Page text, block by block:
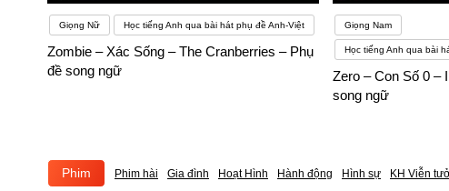
Giọng Nữ Học tiếng Anh qua bài hát phụ đề Anh-Việt
Zombie – Xác Sống – The Cranberries – Phụ
đề song ngữ
Giọng Nam
Học tiếng Anh qua bài
Zero – Con Số 0 –
song ngữ
Phim Phim hài Gia đình Hoạt Hình Hành động Hình sự KH Viễn